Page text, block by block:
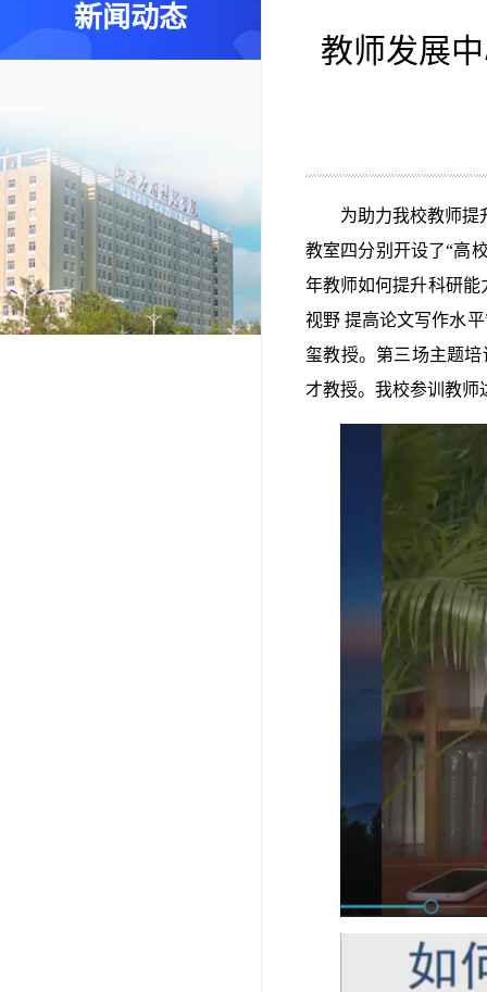
新闻动态
教师发展
为助力我校教师提
教室四分别开设了“高
年教师如何提升科研能
视野 提高论文写作水
玺教授。第三场主题
才教授。我校参训教师